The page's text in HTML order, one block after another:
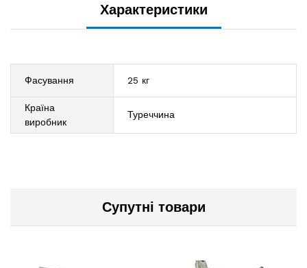
Характеристики
Фасування 25 кг
Країна
виробник
Туреччина
Супутні товари